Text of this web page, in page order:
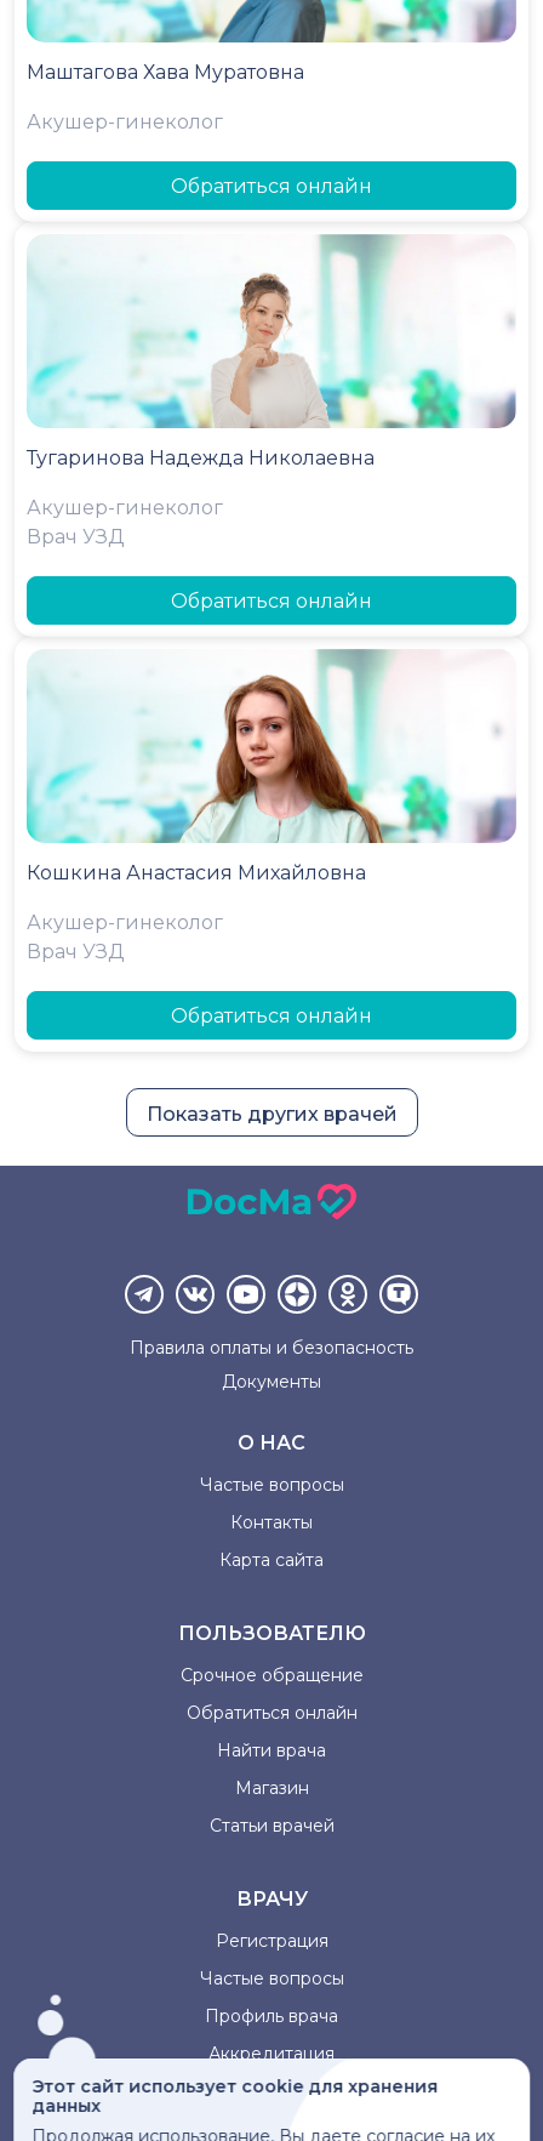
Маштагова Хава Муратовна
Акушер-гинеколог
Обратиться онлайн
Тугаринова Надежда Николаевна
Акушер-гинеколог
Врач УЗД
Обратиться онлайн
Кошкина Анастасия Михайловна
Акушер-гинеколог
Врач УЗД
Обратиться онлайн
Показать других врачей
Этот сайт использует cookie для хранения
данных
Продолжая использование, Вы даете согласие на их
Правила оплаты и безопасность
Документы
О НАС
Частые вопросы
Контакты
Карта сайта
ПОЛЬЗОВАТЕЛЮ
Срочное обращение
Обратиться онлайн
Найти врача
Магазин
Статьи врачей
ВРАЧУ
Регистрация
Частые вопросы
Профиль врача
Аккредитация
Информация, представленная на сайте, не может быть